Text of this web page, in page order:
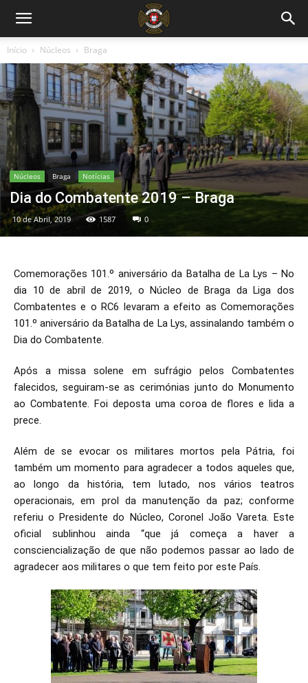
Início Núcleos Braga
Núcleos Braga Notícias
Dia do Combatente 2019 – Braga
10 de Abril, 2019 1587 0
Comemorações 101.º aniversário da Batalha de La Lys – No
dia 10 de abril de 2019, o Núcleo de Braga da Liga dos
Combatentes e o RC6 levaram a efeito as Comemorações
101.º aniversário da Batalha de La Lys, assinalando também o
Dia do Combatente.
Após a missa solene em sufrágio pelos Combatentes
falecidos, seguiram-se as cerimónias junto do Monumento
ao Combatente. Foi deposta uma coroa de flores e lida a
prece.
Além de se evocar os militares mortos pela Pátria, foi
também um momento para agradecer a todos aqueles que,
ao longo da história, tem lutado, nos vários teatros
operacionais, em prol da manutenção da paz; conforme
referiu o Presidente do Núcleo, Coronel João Vareta. Este
oficial sublinhou ainda “que já começa a haver a
consciencialização de que não podemos passar ao lado de
agradecer aos militares o que tem feito por este País.